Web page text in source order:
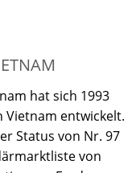
hat sich 1993
Vietnam entwickelt.
Status von Nr. 97
von